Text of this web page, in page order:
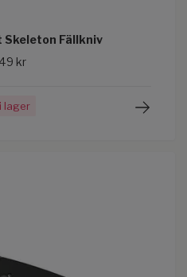
Skeleton Fällkniv
kr
lager